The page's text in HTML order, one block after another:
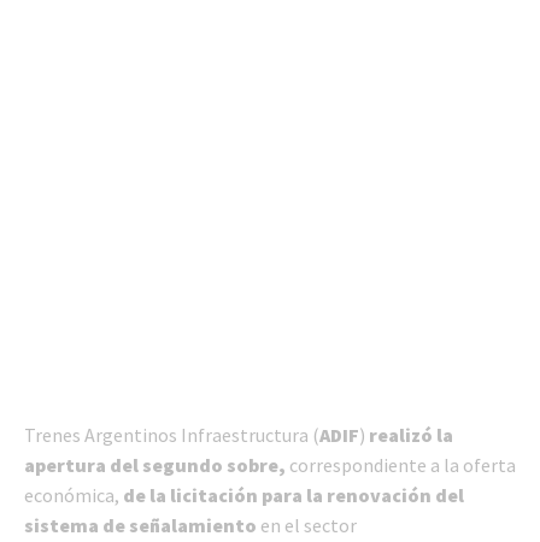
Trenes Argentinos Infraestructura (ADIF) realizó la
apertura del segundo sobre, correspondiente a la oferta
económica, de la licitación para la renovación del
sistema de señalamiento en el sector